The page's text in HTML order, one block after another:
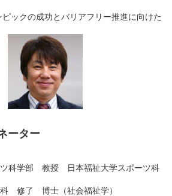
ックの成功とバリアフリー推進に向けた
ーター
ツ科学部 教授 日本福祉大学スポーツ科
修了 博士（社会福祉学）